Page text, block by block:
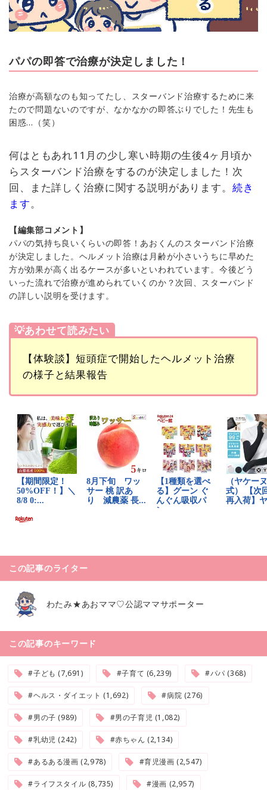
パパの即答で治療が決定しました！
治療が高額なのも知ってたし、スターバンド治療するために来
たので問題ないのですが、なかなかの即答ぶりでした！先生も
困惑…（笑）
何はともあれ11月の少し寒い時期の生後4ヶ月頃か
らスターバンド治療をするのが決定しました！次
回、また詳しく治療に関する説明があります。 続き
ます。
【編集部コメント】
パパの気持ち良いくらいの即答！あおくんのスターバンド治療
が決定しました。ヘルメット治療は月齢が小さいうちに早めた
方が効果が高く出るケースが多いといわれています。今後どう
いった流れで治療が進められていくのか？次回、スターバンド
の詳しい説明を受けます。
💡あわせて読みたい
【体験談】短頭症で開始したヘルメット治療
の様子と結果報告
この記事のライター
わたみ★あおママ♡公認ママサポーター
この記事のキーワード
#子ども (7,691) #子育て (6,239) #パパ (368)
#ヘルス・ダイエット (1,692) #病院 (276)
#男の子 (989) #男の子育児 (1,082)
#乳幼児 (242) #赤ちゃん (2,134)
#あるある漫画 (2,978) #育児漫画 (2,547)
#ライフスタイル (8,735) #漫画 (2,957)